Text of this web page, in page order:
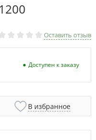
Оставить отзыв
Доступен к заказу
В избранное